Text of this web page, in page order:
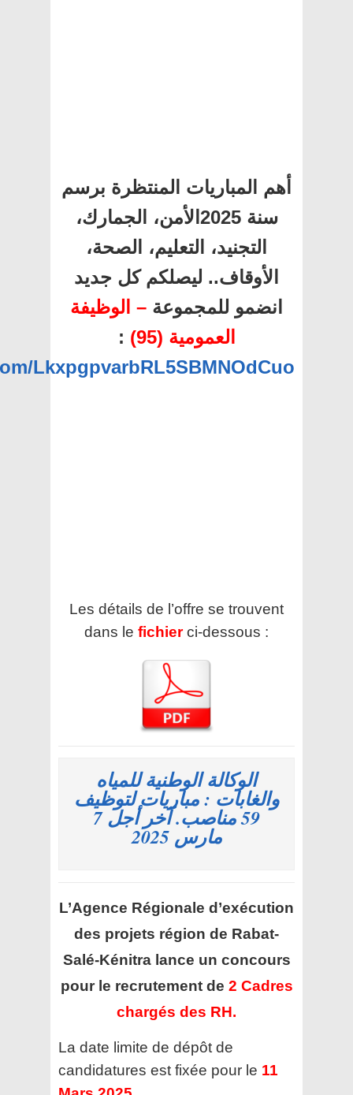
أهم المباريات المنتظرة برسم
سنة 2025الأمن، الجمارك،
التجنيد، التعليم، الصحة،
الأوقاف.. ليصلكم كل جديد
انضمو للمجموعة – الوظيفة
العمومية (95)
:
LkxpgpvarbRL5SBMNOdCuo
Les détails de l’offre se trouvent
dans le fichier ci-dessous :
الوكالة الوطنية للمياه
والغابات : مباريات لتوظيف
59 مناصب. آخر أجل 7
مارس 2025
L’Agence Régionale d’exécution
des projets région de Rabat-
Salé-Kénitra lance un concours
pour le recrutement de 2 Cadres
chargés des RH.
La date limite de dépôt de
candidatures est fixée pour le 11